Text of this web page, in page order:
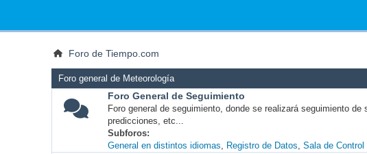
Foro de Tiempo.com
Foro general de Meteorología
Foro General de Seguimiento
Foro general de seguimiento, donde se realizará seguimiento
predicciones, etc...
Subforos
General en distintos idiomas
Registro de Datos Sala de Control